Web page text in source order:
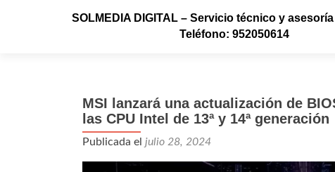
SOLMEDIA DIGITAL – Servicio técnico y
Teléfono: 952050614
MSI lanzará una actualización de
las CPU Intel de 13ª y 14ª generación
Publicada el julio 28, 2024